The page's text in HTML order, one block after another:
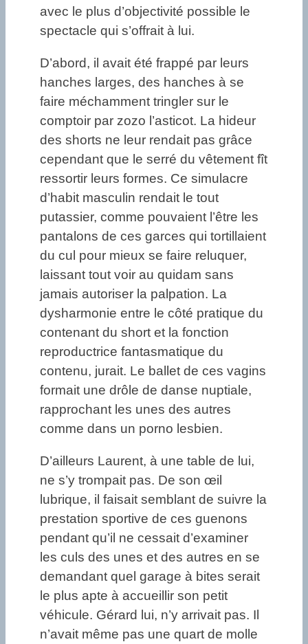
avec le plus d’objectivité possible le
spectacle qui s’offrait à lui.
D’abord, il avait été frappé par leurs
hanches larges, des hanches à se
faire méchamment tringler sur le
comptoir par zozo l’asticot. La hideur
des shorts ne leur rendait pas grâce
cependant que le serré du vêtement fît
ressortir leurs formes. Ce simulacre
d’habit masculin rendait le tout
putassier, comme pouvaient l’être les
pantalons de ces garces qui tortillaient
du cul pour mieux se faire reluquer,
laissant tout voir au quidam sans
jamais autoriser la palpation. La
dysharmonie entre le côté pratique du
contenant du short et la fonction
reproductrice fantasmatique du
contenu, jurait. Le ballet de ces vagins
formait une drôle de danse nuptiale,
rapprochant les unes des autres
comme dans un porno lesbien.
D’ailleurs Laurent, à une table de lui,
ne s’y trompait pas. De son œil
lubrique, il faisait semblant de suivre la
prestation sportive de ces guenons
pendant qu’il ne cessait d’examiner
les culs des unes et des autres en se
demandant quel garage à bites serait
le plus apte à accueillir son petit
véhicule. Gérard lui, n’y arrivait pas. Il
n’avait même pas une quart de molle